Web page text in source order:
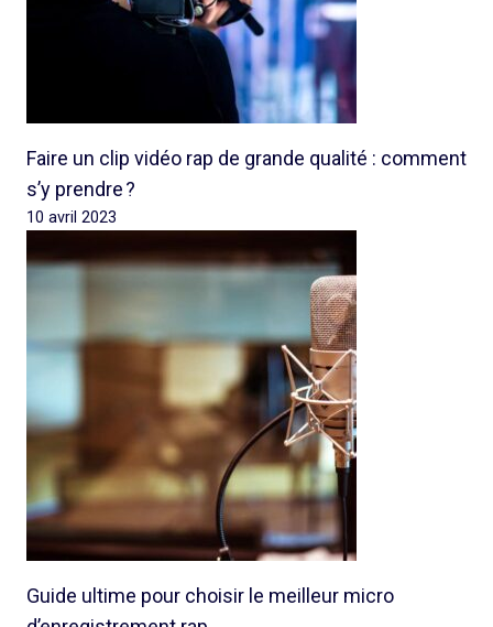
Faire un clip vidéo rap de grande qualité : comment
s’y prendre ?
10 avril 2023
Guide ultime pour choisir le meilleur micro